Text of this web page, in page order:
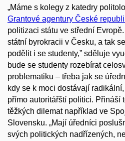
„Máme s kolegy z katedry
Grantové agentury České
politizaci státu ve střední
státní byrokracii v Česku, a tak
podělit i se studenty,” sděluje
bude se studenty rozebírat
problematiku – třeba jak se
kdy se k moci dostávají
přímo autoritářští politici. Přináší
těžkých dilemat například ve
Slovensku. „Mají úředníci
svých politických nadřízených,